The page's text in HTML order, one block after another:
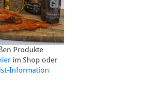
Produkte
im Shop oder
Information